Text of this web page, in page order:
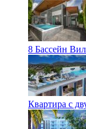
8 Бассейн
Квартира с